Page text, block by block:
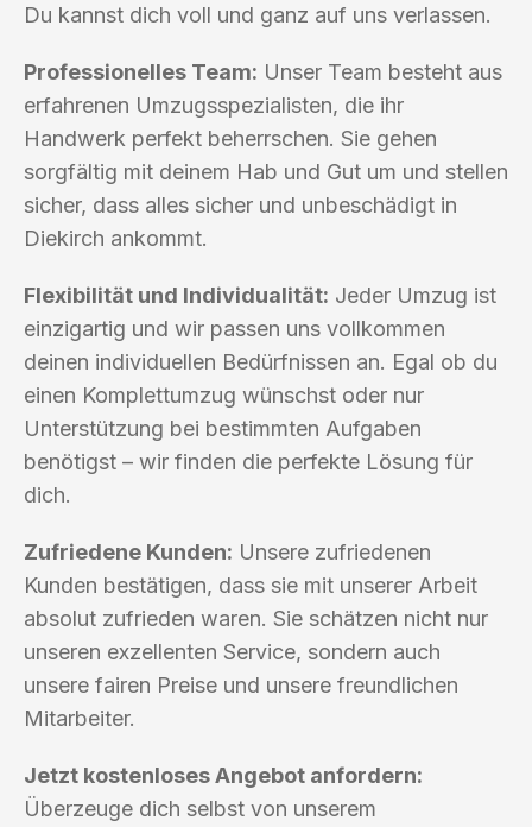
Du kannst dich voll und ganz auf uns verlassen.
Professionelles Team: Unser Team besteht aus
erfahrenen Umzugsspezialisten, die ihr
Handwerk perfekt beherrschen. Sie gehen
sorgfältig mit deinem Hab und Gut um und stellen
sicher, dass alles sicher und unbeschädigt in
Diekirch ankommt.
Flexibilität und Individualität: Jeder Umzug ist
einzigartig und wir passen uns vollkommen
deinen individuellen Bedürfnissen an. Egal ob du
einen Komplettumzug wünschst oder nur
Unterstützung bei bestimmten Aufgaben
benötigst – wir finden die perfekte Lösung für
dich.
Zufriedene Kunden: Unsere zufriedenen
Kunden bestätigen, dass sie mit unserer Arbeit
absolut zufrieden waren. Sie schätzen nicht nur
unseren exzellenten Service, sondern auch
unsere fairen Preise und unsere freundlichen
Mitarbeiter.
Jetzt kostenloses Angebot anfordern:
Überzeuge dich selbst von unserem